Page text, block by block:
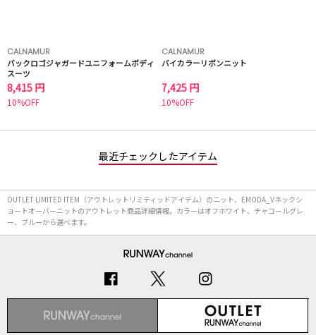
CALNAMUR
バックロゴジャガードユニフォームボディ
スーツ
8,415 円
10%OFF
CALNAMUR
バイカラーリボンニット
7,425 円
10%OFF
最近チェックしたアイテム
OUTLET LIMITED ITEM（アウトレットリミティッドアイテム）のニット、EMODA_Vネックシ
ョートオーバーニットのアウトレット商品詳細情報。カラーはオフホワイト、チャコールグレ
ー、ブルーから選べます。